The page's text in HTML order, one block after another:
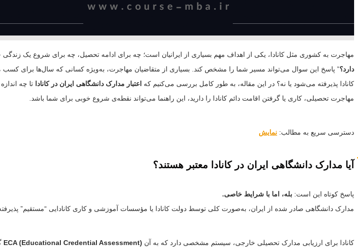
مهاجرت به کشوری مثل کانادا، یکی از اهداف مهم بسیاری از ایرانیان است؛ چه برای ادامه تحصیل، چه برای شروع یک
دارد؟” پاسخ این سوال می‌تواند مسیر شما را مشخص کند. بسیاری از متقاضیان مهاجرت، به‌ویژه کسانی که سال‌ها برای
کانادا پذیرفته می‌شود یا نه؟ در این مقاله، به طور کامل بررسی می‌کنیم که اعتبار مدارک دانشگاهی ایران در کانادا تا چه
مهاجرت تحصیلی، کاری یا گرفتن اقامت دائم کانادا را دارید، این راهنما می‌تواند نقطه‌ی شروع خوبی برای شما باشد.
دسترسی سریع به مطالب: نمایش
آیا مدارک دانشگاهی ایران در کانادا معتبر هستند؟
پاسخ کوتاه این است: بله، اما با شرایط خاصی.
مدارک دانشگاهی صادر شده از ایران، به‌صورت کلی توسط دولت کانادا یا مؤسسات آموزشی و کاری کانادایی “مستقیم” پذیرفته
کانادا برای ارزیابی مدارک تحصیلی خارجی، سیستم مشخصی دارد که به آن ECA (Educational Credential Assessment)